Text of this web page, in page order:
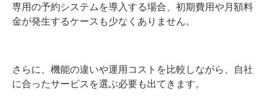
専用の予約システムを導入する場合、初期費用や月額料
金が発生するケースも少なくありません。
さらに、機能の違いや運用コストを比較しながら、自社
に合ったサービスを選ぶ必要も出てきます。